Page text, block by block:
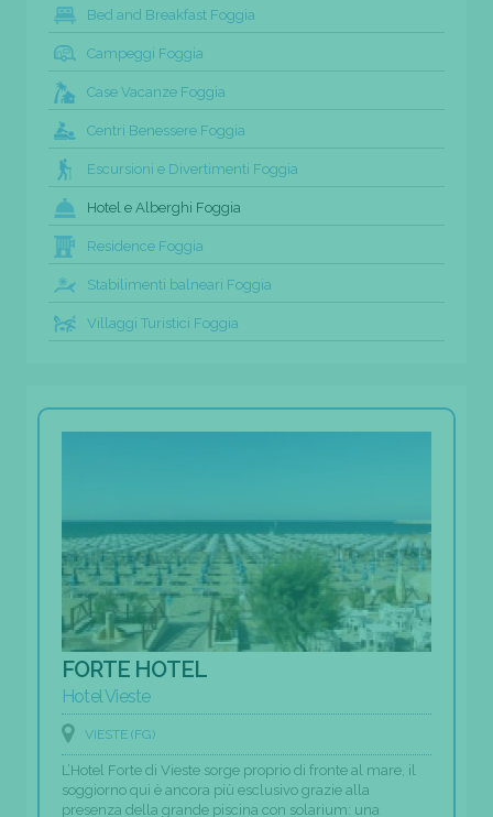
Bed and Breakfast Foggia
Campeggi Foggia
Case Vacanze Foggia
Centri Benessere Foggia
Escursioni e Divertimenti Foggia
Hotel e Alberghi Foggia
Residence Foggia
Stabilimenti balneari Foggia
Villaggi Turistici Foggia
FORTE HOTEL
Hotel Vieste
VIESTE (FG)
L’Hotel Forte di Vieste sorge proprio di fronte al mare, il
soggiorno qui è ancora più esclusivo grazie alla
presenza della grande piscina con solarium: una